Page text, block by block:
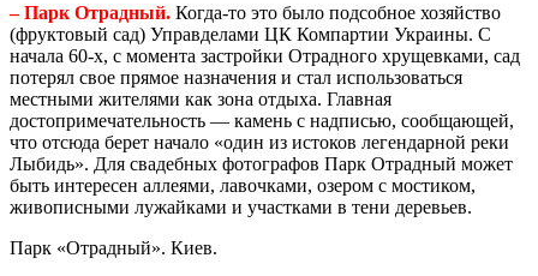
– Парк Отрадный. Когда-то это было подсобное хозяйство
(фруктовый сад) Управделами ЦК Компартии Украины. С
начала 60-х, с момента застройки Отрадного хрущевками, сад
потерял свое прямое назначения и стал использоваться
местными жителями как зона отдыха. Главная
достопримечательность — камень с надписью, сообщающей,
что отсюда берет начало «один из истоков легендарной реки
Лыбидь». Для свадебных фотографов Парк Отрадный может
быть интересен аллеями, лавочками, озером с мостиком,
живописными лужайками и участками в тени деревьев.
Парк «Отрадный». Киев.